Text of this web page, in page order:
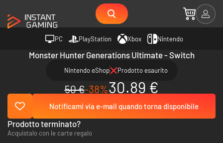
PC PlayStation Xbox Nintendo
Monster Hunter Generations Ultimate - Switch
Nintendo eShop Prodotto esaurito
50 €-38%30.89 €
Notificami via e-mail quando torna disponibile
Prodotto terminato?
Acquistalo con le carte regalo